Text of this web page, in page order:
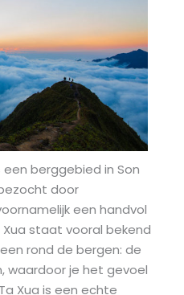
een berggebied in Son
door
een handvol
staat vooral bekend
rond de bergen: de
waardoor je het gevoel
Xua is een echte